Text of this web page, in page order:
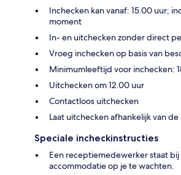
Inchecken kan vanaf: 15.00 uur;
moment
In- en uitchecken zonder direct
Vroeg inchecken op basis van
Minimumleeftijd voor inchecken:
Uitchecken om 12.00 uur
Contactloos uitchecken
Laat uitchecken afhankelijk van
Speciale incheckinstructies
Een receptiemedewerker staat bij
accommodatie op je te wachten.